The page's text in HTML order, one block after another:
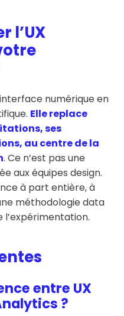
l’UX
numérique en
Elle replace
ses
au centre de la
. Ce n’est pas une
aux équipes design.
à part entière, à
méthodologie data
l’expérimentation.
entre UX
?